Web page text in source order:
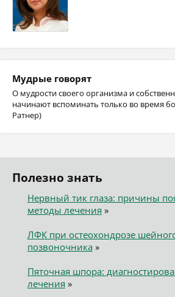
Мудрые говорят
О мудрости своего организма и
начинают вспоминать только во время
Ратнер)
Полезно знать
Нервный тик глаза: причины
методы лечения »
ЛФК при остеохондрозе
позвоночника»
Пяточная шпора:
лечения »